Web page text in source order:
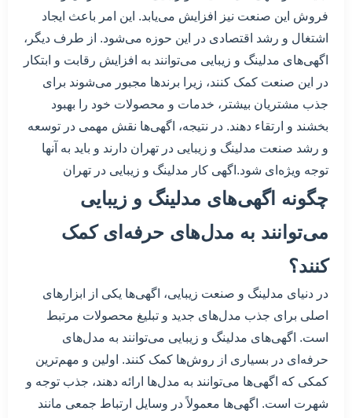
فروش این صنعت نیز افزایش می‌یابد. این امر باعث ایجاد
اشتغال و رشد اقتصادی در این حوزه می‌شود. از طرف دیگر،
اگهی‌های مدلینگ و زیبایی می‌توانند به افزایش رقابت و ابتکار
در این صنعت کمک کنند، زیرا برندها مجبور می‌شوند برای
جذب مشتریان بیشتر، خدمات و محصولات خود را بهبود
بخشند و ارتقاء دهند. در نتیجه، اگهی‌ها نقش مهمی در توسعه
و رشد صنعت مدلینگ و زیبایی در تهران دارند و باید به آنها
توجه ویژه‌ای شود.اگهی کار مدلینگ و زیبایی در تهران
چگونه اگهی‌های مدلینگ و زیبایی
می‌توانند به مدل‌های حرفه‌ای کمک
کنند؟
در دنیای مدلینگ و صنعت زیبایی، اگهی‌ها یکی از ابزارهای
اصلی برای جذب مدل‌های جدید و تبلیغ محصولات مرتبط
است. اگهی‌های مدلینگ و زیبایی می‌توانند به مدل‌های
حرفه‌ای در بسیاری از روش‌ها کمک کنند. اولین و مهم‌ترین
کمکی که اگهی‌ها می‌توانند به مدل‌ها ارائه دهند، جذب توجه و
شهرت است. اگهی‌ها معمولاً در وسایل ارتباط جمعی مانند